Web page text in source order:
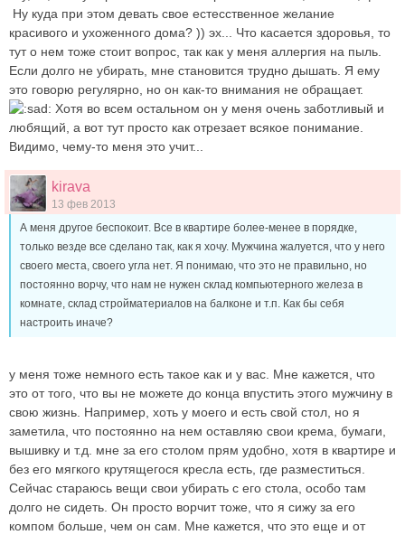
Ну куда при этом девать свое естесственное желание
красивого и ухоженного дома? )) эх... Что касается здоровья, то
тут о нем тоже стоит вопрос, так как у меня аллергия на пыль.
Если долго не убирать, мне становится трудно дышать. Я ему
это говорю регулярно, но он как-то внимания не обращает.
Хотя во всем остальном он у меня очень заботливый и
любящий, а вот тут просто как отрезает всякое понимание.
Видимо, чему-то меня это учит...
kirava
13 фев 2013
А меня другое беспокоит. Все в квартире более-менее в порядке,
только везде все сделано так, как я хочу. Мужчина жалуется, что у него
своего места, своего угла нет. Я понимаю, что это не правильно, но
постоянно ворчу, что нам не нужен склад компьютерного железа в
комнате, склад стройматериалов на балконе и т.п. Как бы себя
настроить иначе?
у меня тоже немного есть такое как и у вас. Мне кажется, что
это от того, что вы не можете до конца впустить этого мужчину в
свою жизнь. Например, хоть у моего и есть свой стол, но я
заметила, что постоянно на нем оставляю свои крема, бумаги,
вышивку и т.д. мне за его столом прям удобно, хотя в квартире и
без его мягкого крутящегося кресла есть, где разместиться.
Сейчас стараюсь вещи свои убирать с его стола, особо там
долго не сидеть. Он просто ворчит тоже, что я сижу за его
компом больше, чем он сам. Мне кажется, что это еще и от